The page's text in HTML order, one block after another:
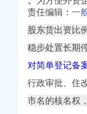
责任编辑： 一
股东货出资比
稳步处置长期
对简单登记备
行政审批、住
市名的核名权